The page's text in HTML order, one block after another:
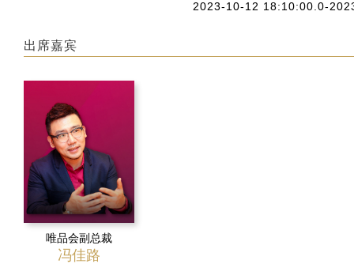
2023-10-12 18:10:00.0-
出席嘉宾
唯品会副总裁
冯佳路